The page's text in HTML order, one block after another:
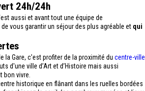
24h/24h
aussi et avant tout une équipe de
vous garantir un séjour des plus agréable et qui
la Gare, c'est profiter de la proximité du centre-ville
d'une ville d’Art et d’Histoire mais aussi
vivre.
historique en flânant dans les ruelles bordées